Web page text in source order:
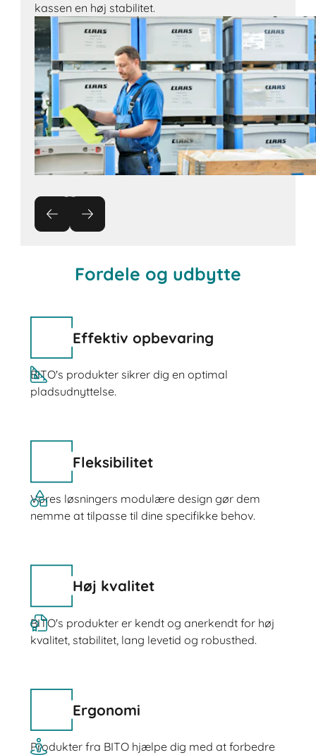
kassen en høj stabilitet.
Fordele og udbytte
Effektiv opbevaring
BITO's produkter sikrer dig en optimal
pladsudnyttelse.
Fleksibilitet
Vores løsningers modulære design gør dem
nemme at tilpasse til dine specifikke behov.
Høj kvalitet
BITO's produkter er kendt og anerkendt for høj
kvalitet, stabilitet, lang levetid og robusthed.
Ergonomi
Produkter fra BITO hjælpe dig med at forbedre